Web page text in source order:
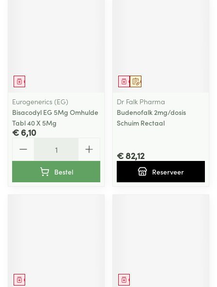
Geneesmiddel
Eurogenerics (EG)
Bisacodyl EG 5Mg Omhulde
Tabl 40 X 5Mg
€ 6,10
Bestel
Op voorschrift
Geneesmiddel
Dr Falk Pharma
Budenofalk 2mg/dosis
Schuim Rectaal
€ 82,12
Reserveer
Geneesmiddel Geneesmiddel